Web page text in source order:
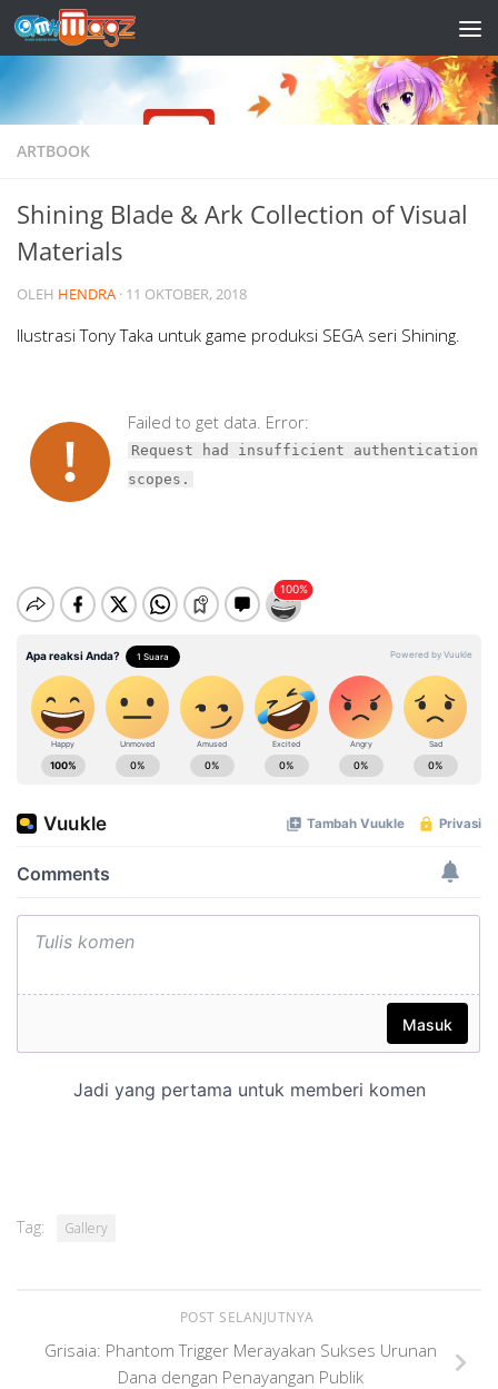
Skip to content
ARTBOOK
Shining Blade & Ark Collection of Visual
Materials
OLEH HENDRA · 11 OKTOBER, 2018
Ilustrasi Tony Taka untuk game produksi SEGA seri Shining.
Failed to get data. Error:
Request had insufficient authentication
scopes.
Tag: Gallery
POST SELANJUTNYA
Grisaia: Phantom Trigger Merayakan Sukses Urunan
Dana dengan Penayangan Publik